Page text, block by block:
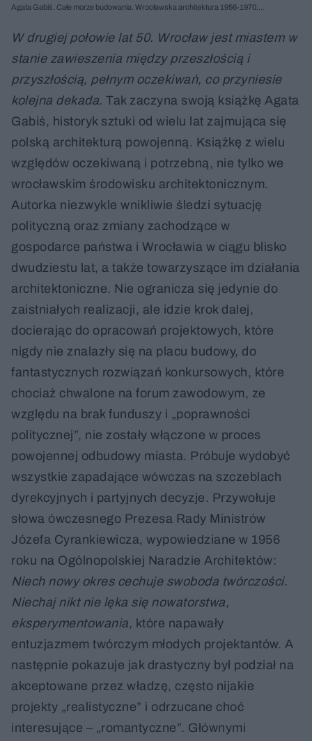
Agata Gabiś, Całe morze budowania. Wrocławska architektura 1956-1970,
W drugiej połowie lat 50. Wrocław jest miastem w
stanie zawieszenia między przeszłością i
przyszłością, pełnym oczekiwań, co przyniesie
kolejna dekada. Tak zaczyna swoją książkę Agata
Gabiś, historyk sztuki od wielu lat zajmująca się
polską architekturą powojenną. Książkę z wielu
względów oczekiwaną i potrzebną, nie tylko we
wrocławskim środowisku architektonicznym.
Autorka niezwykle wnikliwie śledzi sytuację
polityczną oraz zmiany zachodzące w
gospodarce państwa i Wrocławia w ciągu blisko
dwudziestu lat, a także towarzyszące im działania
architektoniczne. Nie ogranicza się jedynie do
zaistniałych realizacji, ale idzie krok dalej,
docierając do opracowań projektowych, które
nigdy nie znalazły się na placu budowy, do
fantastycznych rozwiązań konkursowych, które
chociaż chwalone na forum zawodowym, ze
względu na brak funduszy i „poprawności
politycznej”, nie zostały włączone w proces
powojennej odbudowy miasta. Próbuje wydobyć
wszystkie zapadające wówczas na szczeblach
dyrekcyjnych i partyjnych decyzje. Przywołuje
słowa ówczesnego Prezesa Rady Ministrów
Józefa Cyrankiewicza, wypowiedziane w 1956
roku na Ogólnopolskiej Naradzie Architektów:
Niech nowy okres cechuje swoboda twórczości.
Niechaj nikt nie lęka się nowatorstwa,
eksperymentowania, które napawały
entuzjazmem twórczym młodych projektantów. A
następnie pokazuje jak drastyczny był podział na
akceptowane przez władzę, często nijakie
projekty „realistyczne” i odrzucane choć
interesujące – „romantyczne”. Głównymi